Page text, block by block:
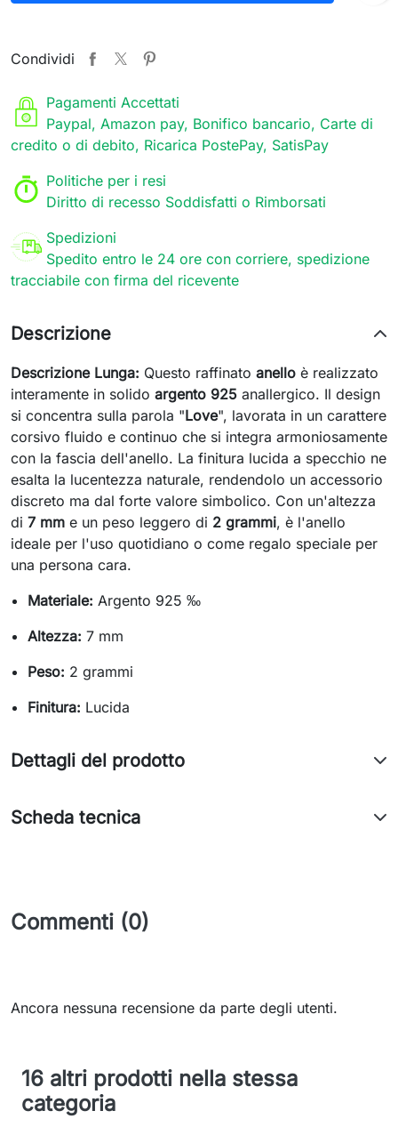
Condividi
Pagamenti Accettati
Paypal, Amazon pay, Bonifico bancario, Carte di
credito o di debito, Ricarica PostePay, SatisPay
Politiche per i resi
Diritto di recesso Soddisfatti o Rimborsati
Spedizioni
Spedito entro le 24 ore con corriere, spedizione
tracciabile con firma del ricevente
Descrizione
Descrizione Lunga: Questo raffinato anello è realizzato
interamente in solido argento 925 anallergico. Il design
si concentra sulla parola "Love", lavorata in un carattere
corsivo fluido e continuo che si integra armoniosamente
con la fascia dell'anello. La finitura lucida a specchio ne
esalta la lucentezza naturale, rendendolo un accessorio
discreto ma dal forte valore simbolico. Con un'altezza
di 7 mm e un peso leggero di 2 grammi, è l'anello
ideale per l'uso quotidiano o come regalo speciale per
una persona cara.
Materiale: Argento 925 ‰
Altezza: 7 mm
Peso: 2 grammi
Finitura: Lucida
Dettagli del prodotto
Scheda tecnica
Commenti (0)
Ancora nessuna recensione da parte degli utenti.
16 altri prodotti nella stessa
categoria